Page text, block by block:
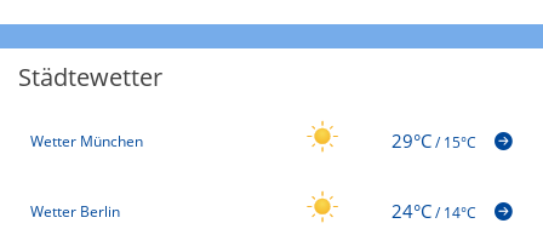
Städtewetter
Wetter München 29°C/15°C
Wetter Berlin 24°C/14°C